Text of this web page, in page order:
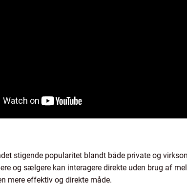
stigende popularitet blandt både private og
og sælgere kan interagere direkte uden brug af
mere effektiv og direkte måde.